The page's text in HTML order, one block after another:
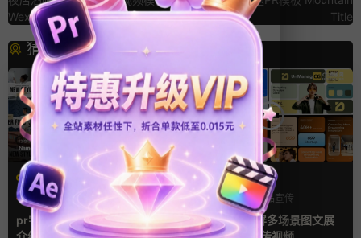
Wex Event Promo
Title
猜你喜欢
PR基本图形mogrt
PR基本图形
PR字幕模板
人物介绍
pr字幕模板 9组胶带贴纸人物
AE模板
产品介绍
产品宣传
产品展示
AE模板 横竖屏多场景图文展